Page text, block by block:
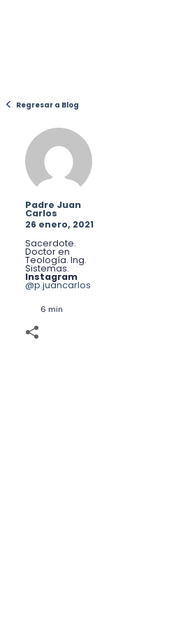
< Regresar a Blog
Padre Juan
Carlos
26 enero, 2021
Sacerdote.
Doctor en
Teología. Ing.
Sistemas.
Instagram
@p.juancarlos
6 min